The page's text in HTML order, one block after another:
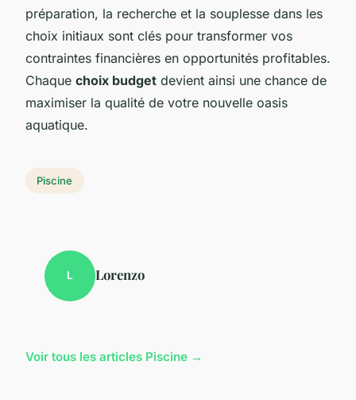
préparation, la recherche et la souplesse dans les
choix initiaux sont clés pour transformer vos
contraintes financières en opportunités profitables.
Chaque choix budget devient ainsi une chance de
maximiser la qualité de votre nouvelle oasis
aquatique.
Piscine
L Lorenzo
Voir tous les articles Piscine →